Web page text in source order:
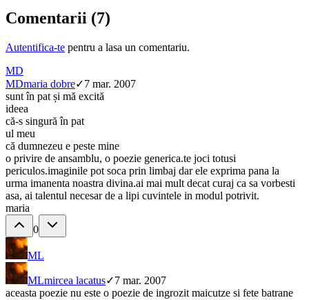
Comentarii (7)
Autentifica-te pentru a lasa un comentariu.
MD
MDmaria dobre✓7 mar. 2007
sunt în pat și mă excită
ideea
că-s singură în pat
ul meu
că dumnezeu e peste mine
o privire de ansamblu, o poezie generica.te joci totusi
periculos.imaginile pot soca prin limbaj dar ele exprima pana la
urma imanenta noastra divina.ai mai mult decat curaj ca sa vorbesti
asa, ai talentul necesar de a lipi cuvintele in modul potrivit.
maria
0
ML
MLmircea lacatus✓7 mar. 2007
aceasta poezie nu este o poezie de ingrozit maicutze si fete batrane